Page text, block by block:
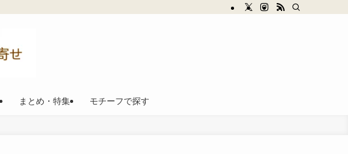
まとめ・特集 モチーフで探す